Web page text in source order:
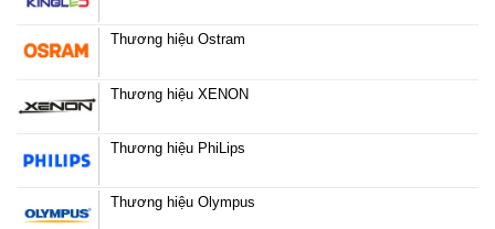
Thương hiệu Ostram
Thương hiệu XENON
Thương hiệu PhiLips
Thương hiệu Olympus